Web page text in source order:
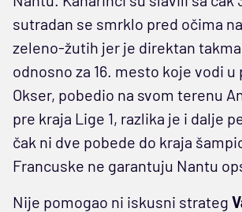
sutradan se smrklo pred očima
zeleno-žutih jer je direktan
odnosno za 16. mesto koje vodi
Okser, pobedio na svom terenu
pre kraja Lige 1, razlika je i dalje
čak ni dve pobede do kraja
Francuske ne garantuju Nantu
Nije pomogao ni iskusni strateg